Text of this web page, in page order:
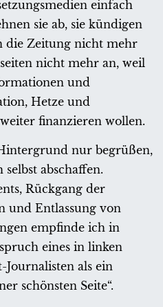
einfach
sie ab, sie kündigen
die Zeitung nicht mehr
nicht mehr an, weil
und
Hetze und
finanzieren wollen.
nur begrüßen,
selbst abschaffen.
Rückgang der
und Entlassung von
empfinde ich in
eines in linken
Journalisten als ein
schönsten Seite“.